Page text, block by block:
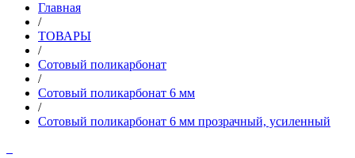
Главная
/
ТОВАРЫ
/
Сотовый поликарбонат
/
Сотовый поликарбонат 6 мм
/
Сотовый поликарбонат 6 мм прозрачный, усиленный